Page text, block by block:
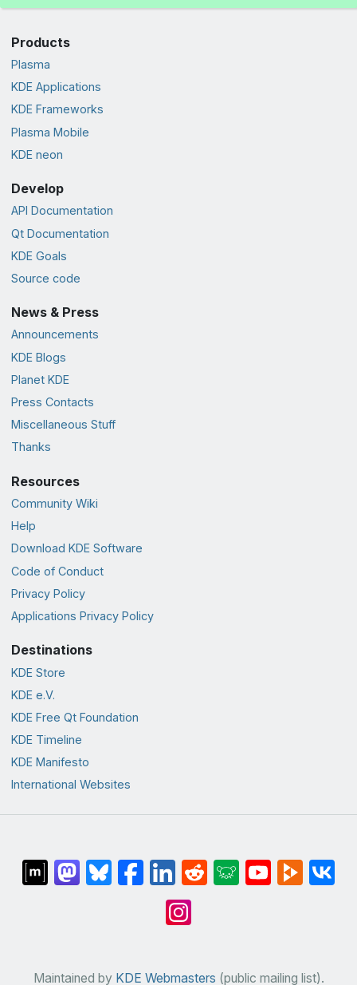
Products
Plasma
KDE Applications
KDE Frameworks
Plasma Mobile
KDE neon
Develop
API Documentation
Qt Documentation
KDE Goals
Source code
News & Press
Announcements
KDE Blogs
Planet KDE
Press Contacts
Miscellaneous Stuff
Thanks
Resources
Community Wiki
Help
Download KDE Software
Code of Conduct
Privacy Policy
Applications Privacy Policy
Destinations
KDE Store
KDE e.V.
KDE Free Qt Foundation
KDE Timeline
KDE Manifesto
International Websites
Maintained by KDE Webmasters (public mailing list).